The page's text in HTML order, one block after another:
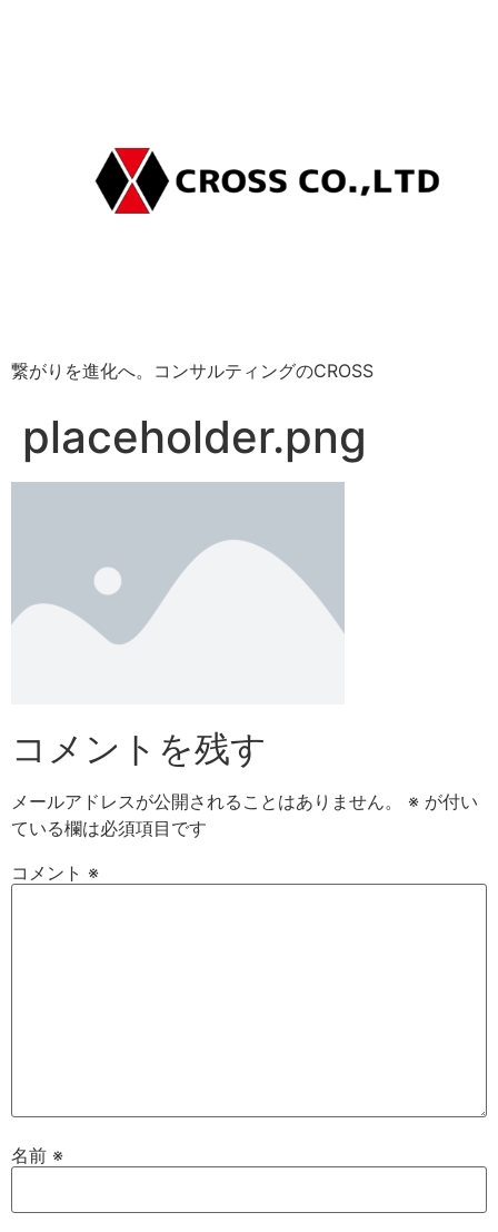
繋がりを進化へ。コンサルティングのCROSS
placeholder.png
コメントを残す
メールアドレスが公開されることはありません。 ※ が付い
ている欄は必須項目です
コメント ※
名前 ※